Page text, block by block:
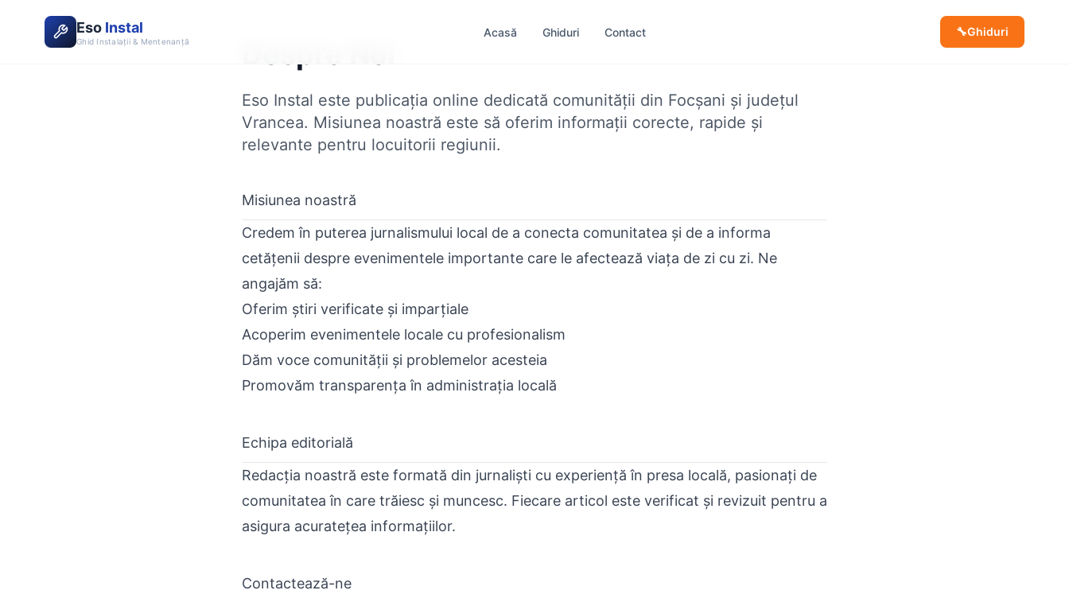
Eso Instal
Ghid Instalații & Mentenanță
Acasă Ghiduri Contact 🔧Ghiduri
Eso Instal este publicația online dedicată comunității din Focșani și județul
Vrancea. Misiunea noastră este să oferim informații corecte, rapide și
relevante pentru locuitorii regiunii.
Misiunea noastră
Credem în puterea jurnalismului local de a conecta comunitatea și de a informa
cetățenii despre evenimentele importante care le afectează viața de zi cu zi. Ne
angajăm să:
Oferim știri verificate și imparțiale
Acoperim evenimentele locale cu profesionalism
Dăm voce comunității și problemelor acesteia
Promovăm transparența în administrația locală
Echipa editorială
Redacția noastră este formată din jurnaliști cu experiență în presa locală, pasionați de
comunitatea în care trăiesc și muncesc. Fiecare articol este verificat și revizuit pentru a
asigura acuratețea informațiilor.
Contactează-ne